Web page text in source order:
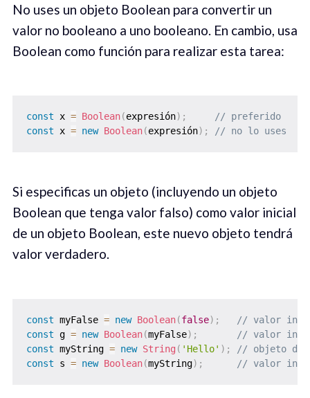
No uses un objeto Boolean para convertir un
valor no booleano a uno booleano. En cambio, usa
Boolean como función para realizar esta tarea:
const x = Boolean(expresión) ;
// preferido
const x = new Boolean(expresión) ; // no lo uses
Si especificas un objeto (incluyendo un objeto
Boolean que tenga valor falso) como valor inicial
de un objeto Boolean, este nuevo objeto tendrá
valor verdadero.
const myFalse = new Boolean(false) ;
// valor
const g = new Boolean(myFalse) ;
// valor
const myString = new String ( 'Hello' ) ;
// objeto de
const s = new Boolean(myString) ; // valor